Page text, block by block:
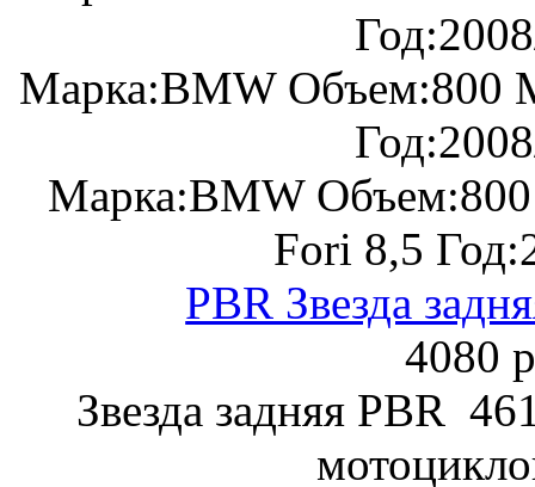
Марка:BMW Объем:800
Марка:BMW
Fori 8,5
PBR Звезда
4080
Звезда задняя PBR